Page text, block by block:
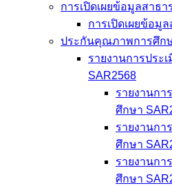
การเปิดเผยข้อมูลสาธ
การเปิดเผยข้อมู
ประกันคุณภาพการศึก
รายงานการประ
SAR2568
รายงานกา
ศึกษา
รายงานกา
ศึกษา
รายงานกา
ศึกษา